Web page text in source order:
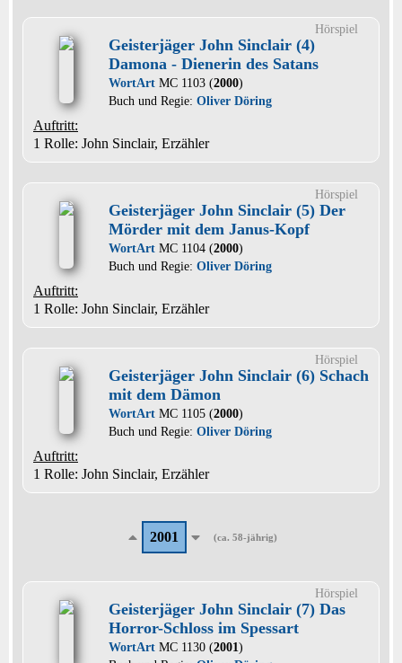
Hörspiel
Geisterjäger John Sinclair (4)
Damona - Dienerin des Satans
WortArt MC 1103 (2000)
Buch und Regie: Oliver Döring
Auftritt:
1 Rolle: John Sinclair, Erzähler
Hörspiel
Geisterjäger John Sinclair (5) Der
Mörder mit dem Janus-Kopf
WortArt MC 1104 (2000)
Buch und Regie: Oliver Döring
Auftritt:
1 Rolle: John Sinclair, Erzähler
Hörspiel
Geisterjäger John Sinclair (6) Schach
mit dem Dämon
WortArt MC 1105 (2000)
Buch und Regie: Oliver Döring
Auftritt:
1 Rolle: John Sinclair, Erzähler
2001 (ca. 58-jährig)
Hörspiel
Geisterjäger John Sinclair (7) Das
Horror-Schloss im Spessart
WortArt MC 1130 (2001)